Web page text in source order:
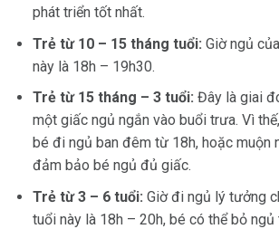
phát triển tốt nhất.
Trẻ từ 10 – 15 tháng tuổi: Giờ ngủ
này là 18h – 19h30.
Trẻ từ 15 tháng – 3 tuổi: Đây là giai
một giấc ngủ ngắn vào buổi trưa. Vì
bé đi ngủ ban đêm từ 18h, hoặc muộn
đảm bảo bé ngủ đủ giấc.
Trẻ từ 3 – 6 tuổi: Giờ đi ngủ lý tưởng
tuổi này là 18h – 20h, bé có thể bỏ ngủ